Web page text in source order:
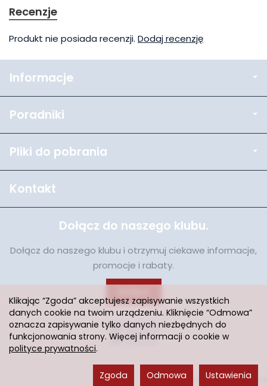
Recenzje
Produkt nie posiada recenzji. Dodaj recenzję
Informacje
Poradniki
Pliki do pobrania
Kontakt
Dołącz do naszego klubu.
Dołącz do naszego klubu i otrzymuj ciekawe informacje,
promocje i rabaty.
Sklep internetowy SOTESHOP AI
Klikając “Zgoda” akceptujesz zapisywanie wszystkich
danych cookie na twoim urządzeniu. Kliknięcie “Odmowa”
oznacza zapisywanie tylko danych niezbędnych do
funkcjonowania strony. Więcej informacji o cookie w
polityce prywatności.
Ustawienia
Odmowa
Zgoda